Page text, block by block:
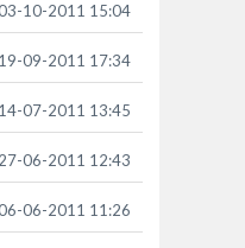
10-2011 15:04
19-09-2011 17:34
14-07-2011 13:45
27-06-2011 12:43
06-2011 11:26